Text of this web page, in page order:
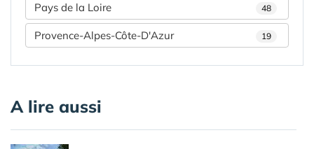
Pays de la Loire 48
Provence-Alpes-Côte-D'Azur 19
A lire aussi